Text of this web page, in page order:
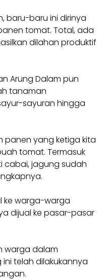
baru-baru ini dirinya
tomat. Total, ada
dilahan produktif
Arung Dalam pun
tanaman
sayuran hingga
panen yang ketiga kita
tomat. Termasuk
cabai, jagung sudah
ke warga-warga
dijual ke pasar-pasar
warga dalam
telah dilakukannya